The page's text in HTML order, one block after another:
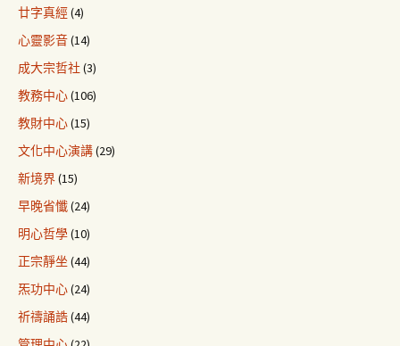
廿字真經(4)
心靈影音(14)
成大宗哲社(3)
教務中心(106)
教財中心(15)
文化中心演講(29)
新境界(15)
早晚省懺(24)
明心哲學(10)
正宗靜坐 (44)
炁功中心(24)
祈禱誦誥(44)